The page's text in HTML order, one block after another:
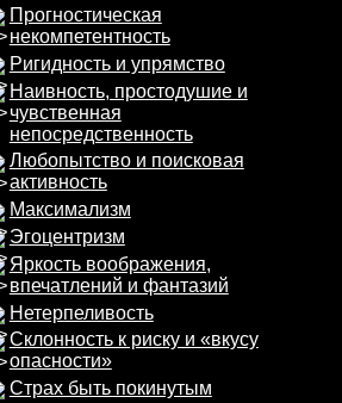
Прогностическая
некомпетентность
Ригидность и упрямство
Наивность, простодушие и
чувственная
непосредственность
Любопытство и поисковая
активность
Максимализм
Эгоцентризм
Яркость воображения,
впечатлений и фантазий
Нетерпеливость
Склонность к риску и «вкусу
опасности»
Страх быть покинутым